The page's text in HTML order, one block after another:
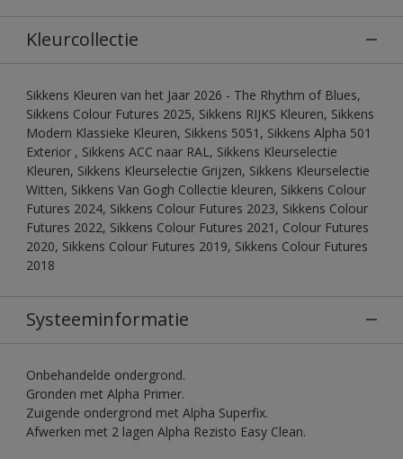
Kleurcollectie
Sikkens Kleuren van het Jaar 2026 - The Rhythm of Blues,
Sikkens Colour Futures 2025, Sikkens RIJKS Kleuren, Sikkens
Modern Klassieke Kleuren, Sikkens 5051, Sikkens Alpha 501
Exterior , Sikkens ACC naar RAL, Sikkens Kleurselectie
Kleuren, Sikkens Kleurselectie Grijzen, Sikkens Kleurselectie
Witten, Sikkens Van Gogh Collectie kleuren, Sikkens Colour
Futures 2024, Sikkens Colour Futures 2023, Sikkens Colour
Futures 2022, Sikkens Colour Futures 2021, Colour Futures
2020, Sikkens Colour Futures 2019, Sikkens Colour Futures
2018
Systeeminformatie
Onbehandelde ondergrond.
Gronden met Alpha Primer.
Zuigende ondergrond met Alpha Superfix.
Afwerken met 2 lagen Alpha Rezisto Easy Clean.